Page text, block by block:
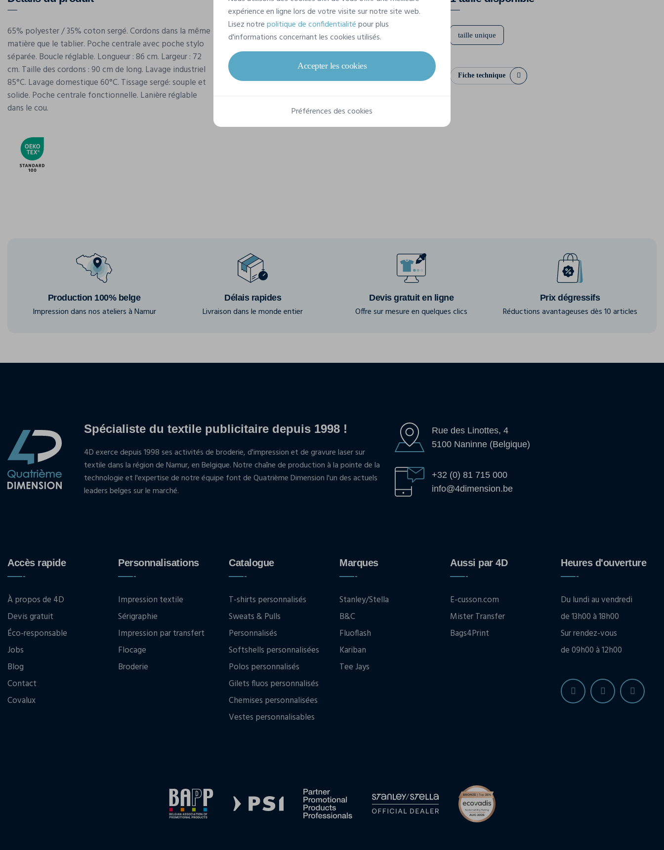
65% polyester / 35% coton sergé. Cordons dans la même
matière que le tablier. Poche centrale avec poche stylo
séparée. Boucle réglable. Longueur : 86 cm. Largeur : 72
cm. Taille des cordons : 90 cm de long. Lavage industriel
85°C. Lavage domestique 60°C. Tissage sergé: souple et
solide. Poche centrale fonctionnelle. Lanière réglable
dans le cou.
Marque
Référence
PR154
Grammage
195 g/m²
Composition
65% Polyester, 35% Coton
taille unique
Fiche technique
Production 100% belge
Impression dans nos ateliers à Namur
Délais rapides
Livraison dans le monde entier
Devis gratuit en ligne
Offre sur mesure en quelques clics
Prix dégressifs
Réductions avantageuses dès 10 articles
Spécialiste du textile publicitaire depuis 1998 !
4D exerce depuis 1998 ses activités de broderie, d'impression et de gravure laser sur
textile dans la région de Namur, en Belgique. Notre chaîne de production à la pointe de la
technologie et l'expertise de notre équipe font de Quatrième Dimension l'un des actuels
leaders belges sur le marché.
Rue des Linottes, 4
5100 Naninne (Belgique)
+32 (0) 81 715 000
info@4dimension.be
Accès rapide
À propos de 4D
Devis gratuit
Éco-responsable
Jobs
Blog
Contact
Covalux
Personnalisations
Impression textile
Sérigraphie
Impression par transfert
Flocage
Broderie
Catalogue
T-shirts personnalisés
Sweats & Pulls
Personnalisés
Softshells personnalisées
Polos personnalisés
Gilets fluos personnalisés
Chemises personnalisées
Vestes personnalisables
Marques
Stanley/Stella
B&C
Fluoflash
Kariban
Tee Jays
Aussi par 4D
E-cusson.com
Mister Transfer
Bags4Print
Heures d'ouverture
Du lundi au vendredi
de 13h00 à 18h00
Sur rendez-vous
de 09h00 à 12h00
expérience en ligne lors de votre visite sur notre site web.
Lisez notrepolitique de confidentialitépour plus
d'informations concernant les cookies utilisés.
Accepter les cookies
Préférences des cookies